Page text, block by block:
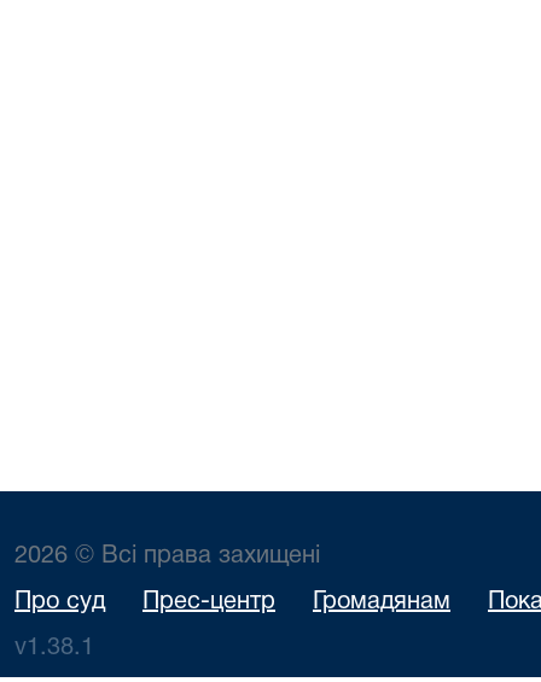
2026 © Всі права захищені
Про суд Прес-центр Громадянам
v1.38.1